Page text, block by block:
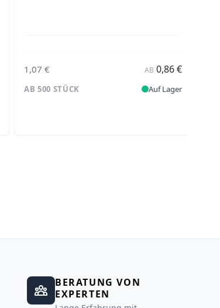
1,07 € AB 0,86 €
AB 500 STÜCK Auf Lager
BERATUNG VON
EXPERTEN